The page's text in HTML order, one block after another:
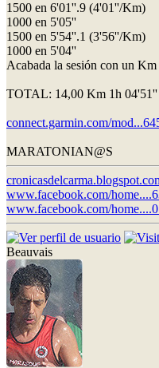
1500 en 6'01''.9 (4'01''/Km)
1000 en 5'05''
1500 en 5'54''.1 (3'56''/Km)
1000 en 5'04''
Acabada la sesión con un Km
TOTAL: 14,00 Km 1h
connect.garmin.com/
MARATONIAN@S
www.facebook.com/
www.facebook.com/
Beauvais